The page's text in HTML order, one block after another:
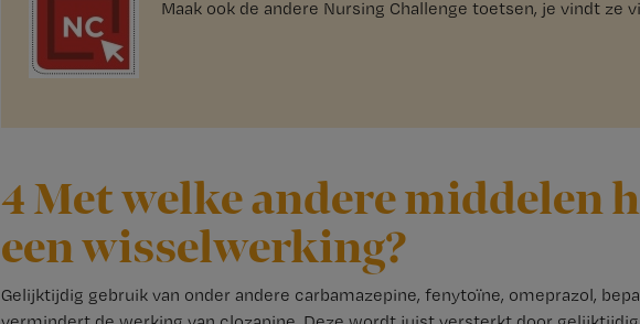
Maak ook de andere Nursing Challenge toetsen, je vindt ze
4 Met welke andere middelen
een wisselwerking?
Gelijktijdig gebruik van onder andere carbamazepine, fenytoïne, omeprazol,